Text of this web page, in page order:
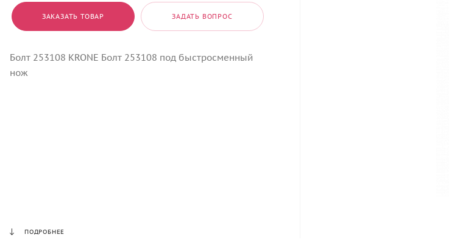
ЗАКАЗАТЬ ТОВАР ЗАДАТЬ ВОПРОС
Болт 253108 KRONE Болт 253108 под быстросменный
нож
ПОДРОБНЕЕ